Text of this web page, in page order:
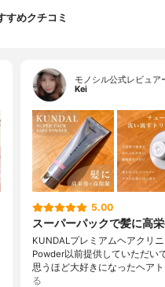
すめクチコミ
モノシル公式レビュア
Kei
5.00
スーパーパックで髪に高
KUNDALプレミアムヘアクリ
Powder以前提供していただい
思うほど大好きになったヘア
る